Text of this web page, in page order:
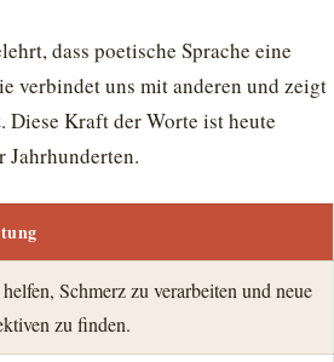
dass poetische Sprache eine
verbindet uns mit anderen und zeigt
. Diese Kraft der Worte ist heute
Jahrhunderten.
Schmerz zu verarbeiten und neue
zu finden.